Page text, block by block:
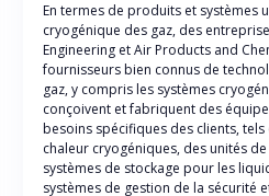
En termes de produits et systèmes
cryogénique des gaz, des
Engineering et Air Products and
fournisseurs bien connus de
gaz, y compris les systèmes
conçoivent et fabriquent des
besoins spécifiques des clients,
chaleur cryogéniques, des unités
systèmes de stockage pour les
systèmes de gestion de la sécurité